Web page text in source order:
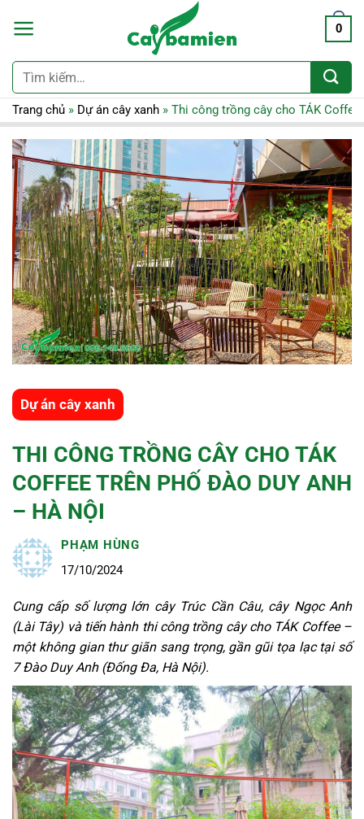
0
Tìm
kiếm:
Trang chủ » Dự án cây xanh » Thi công trồng cây cho TÁK
Dự án cây xanh
THI CÔNG TRỒNG CÂY CHO TÁK
COFFEE TRÊN PHỐ ĐÀO DUY ANH
– HÀ NỘI
PHẠM HÙNG
17/10/2024
Cung cấp số lượng lớn cây Trúc Cần Câu, cây Ngọc Anh
(Lài Tây) và tiến hành thi công trồng cây cho TÁK Coffee –
một không gian thư giãn sang trọng, gần gũi tọa lạc tại số
7 Đào Duy Anh (Đống Đa, Hà Nội).